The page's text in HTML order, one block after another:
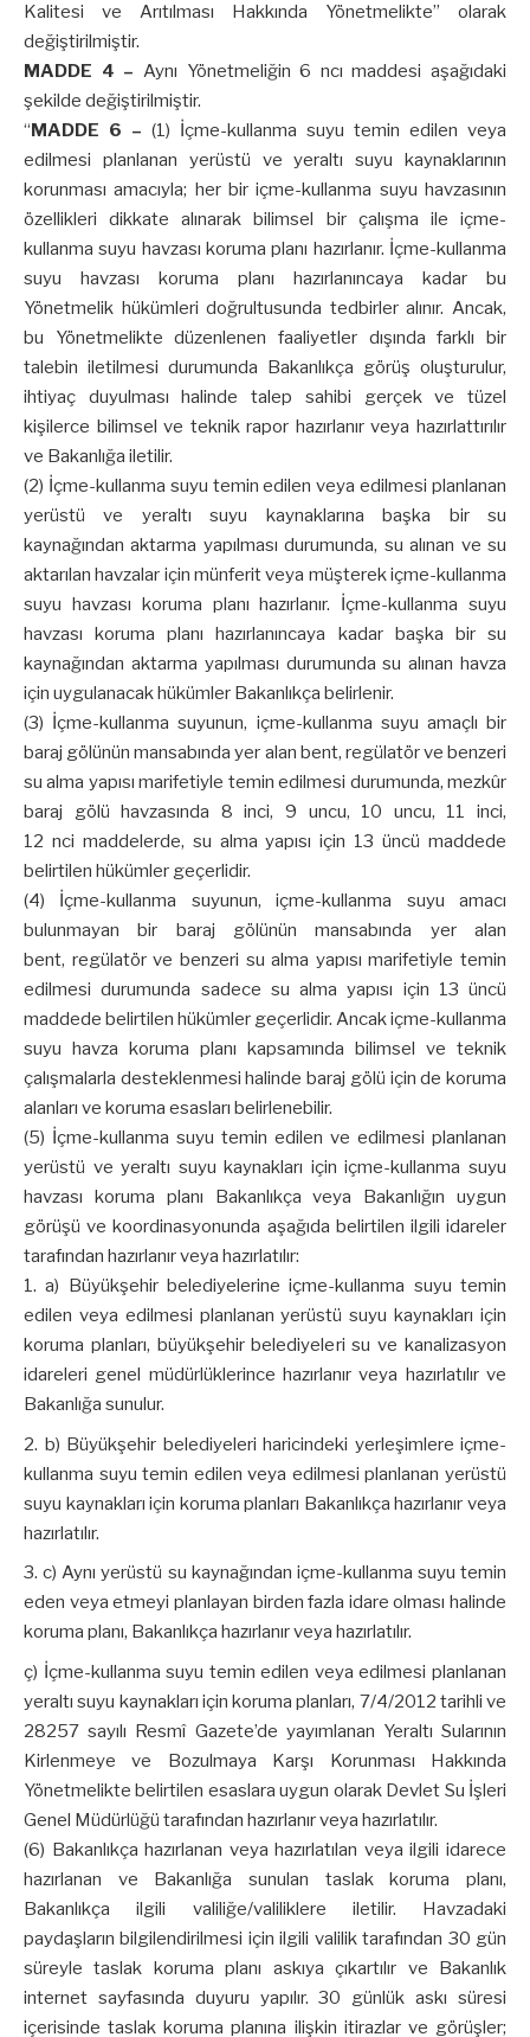
Kalitesi ve Arıtılması Hakkında Yönetmelikte” olarak
değiştirilmiştir.
MADDE 4 – Aynı Yönetmeliğin 6 ncı maddesi aşağıdaki
şekilde değiştirilmiştir.
“MADDE 6 – (1) İçme-kullanma suyu temin edilen veya
edilmesi planlanan yerüstü ve yeraltı suyu kaynaklarının
korunması amacıyla; her bir içme-kullanma suyu havzasının
özellikleri dikkate alınarak bilimsel bir çalışma ile içme-
kullanma suyu havzası koruma planı hazırlanır. İçme-kullanma
suyu havzası koruma planı hazırlanıncaya kadar bu
Yönetmelik hükümleri doğrultusunda tedbirler alınır. Ancak,
bu Yönetmelikte düzenlenen faaliyetler dışında farklı bir
talebin iletilmesi durumunda Bakanlıkça görüş oluşturulur,
ihtiyaç duyulması halinde talep sahibi gerçek ve tüzel
kişilerce bilimsel ve teknik rapor hazırlanır veya hazırlattırılır
ve Bakanlığa iletilir.
(2) İçme-kullanma suyu temin edilen veya edilmesi planlanan
yerüstü ve yeraltı suyu kaynaklarına başka bir su
kaynağından aktarma yapılması durumunda, su alınan ve su
aktarılan havzalar için münferit veya müşterek içme-kullanma
suyu havzası koruma planı hazırlanır. İçme-kullanma suyu
havzası koruma planı hazırlanıncaya kadar başka bir su
kaynağından aktarma yapılması durumunda su alınan havza
için uygulanacak hükümler Bakanlıkça belirlenir.
(3) İçme-kullanma suyunun, içme-kullanma suyu amaçlı bir
baraj gölünün mansabında yer alan bent, regülatör ve benzeri
su alma yapısı marifetiyle temin edilmesi durumunda, mezkûr
baraj gölü havzasında 8 inci, 9 uncu, 10 uncu, 11 inci,
12 nci maddelerde, su alma yapısı için 13 üncü maddede
belirtilen hükümler geçerlidir.
(4) İçme-kullanma suyunun, içme-kullanma suyu amacı
bulunmayan bir baraj gölünün mansabında yer alan
bent, regülatör ve benzeri su alma yapısı marifetiyle temin
edilmesi durumunda sadece su alma yapısı için 13 üncü
maddede belirtilen hükümler geçerlidir. Ancak içme-kullanma
suyu havza koruma planı kapsamında bilimsel ve teknik
çalışmalarla desteklenmesi halinde baraj gölü için de koruma
alanları ve koruma esasları belirlenebilir.
(5) İçme-kullanma suyu temin edilen ve edilmesi planlanan
yerüstü ve yeraltı suyu kaynakları için içme-kullanma suyu
havzası koruma planı Bakanlıkça veya Bakanlığın uygun
görüşü ve koordinasyonunda aşağıda belirtilen ilgili idareler
tarafından hazırlanır veya hazırlatılır:
a) Büyükşehir belediyelerine içme-kullanma suyu temin
edilen veya edilmesi planlanan yerüstü suyu kaynakları için
koruma planları, büyükşehir belediyeleri su ve kanalizasyon
idareleri genel müdürlüklerince hazırlanır veya hazırlatılır ve
Bakanlığa sunulur.
b) Büyükşehir belediyeleri haricindeki yerleşimlere içme-
kullanma suyu temin edilen veya edilmesi planlanan yerüstü
suyu kaynakları için koruma planları Bakanlıkça hazırlanır veya
hazırlatılır.
c) Aynı yerüstü su kaynağından içme-kullanma suyu temin
eden veya etmeyi planlayan birden fazla idare olması halinde
koruma planı, Bakanlıkça hazırlanır veya hazırlatılır.
ç) İçme-kullanma suyu temin edilen veya edilmesi planlanan
yeraltı suyu kaynakları için koruma planları, 7/4/2012 tarihli ve
28257 sayılı Resmî Gazete’de yayımlanan Yeraltı Sularının
Kirlenmeye ve Bozulmaya Karşı Korunması Hakkında
Yönetmelikte belirtilen esaslara uygun olarak Devlet Su İşleri
Genel Müdürlüğü tarafından hazırlanır veya hazırlatılır.
(6) Bakanlıkça hazırlanan veya hazırlatılan veya ilgili idarece
hazırlanan ve Bakanlığa sunulan taslak koruma planı,
Bakanlıkça ilgili valiliğe/valiliklere iletilir. Havzadaki
paydaşların bilgilendirilmesi için ilgili valilik tarafından 30 gün
süreyle taslak koruma planı askıya çıkartılır ve Bakanlık
internet sayfasında duyuru yapılır. 30 günlük askı süresi
içerisinde taslak koruma planına ilişkin itirazlar ve görüşler;